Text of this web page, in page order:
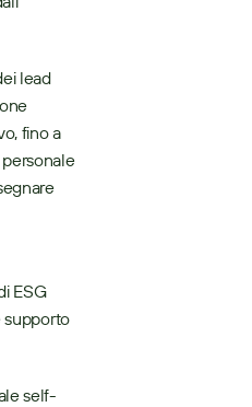
lead
fino a
ESG
supporto
self-